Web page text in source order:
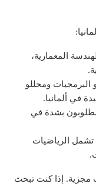
المعمارية،
البرمجيات ومحللو
في ألمانيا.
بشدة في
تشمل الرياضيات
مجزية. إذا كنت تبحث